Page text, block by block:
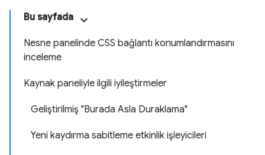
Bu sayfada
Nesne panelinde CSS bağlantı konumlandırmasını
inceleme
Kaynak paneliyle ilgili iyileştirmeler
Geliştirilmiş "Burada Asla Duraklama"
Yeni kaydırma sabitleme etkinlik işleyicileri